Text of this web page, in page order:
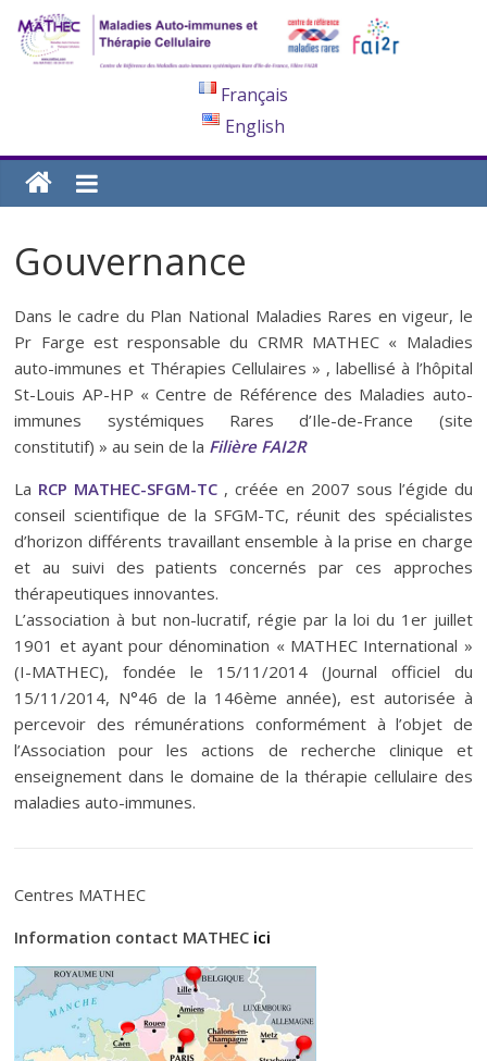
Français
English
Gouvernance
Dans le cadre du Plan National Maladies Rares en vigeur, le
Pr Farge est responsable du CRMR MATHEC « Maladies
auto-immunes et Thérapies Cellulaires » , labellisé à l’hôpital
St-Louis AP-HP « Centre de Référence des Maladies auto-
immunes systémiques Rares d’Ile-de-France (site
constitutif) » au sein de la Filière FAI2R
La RCP MATHEC-SFGM-TC , créée en 2007 sous l’égide du
conseil scientifique de la SFGM-TC, réunit des spécialistes
d’horizon différents travaillant ensemble à la prise en charge
et au suivi des patients concernés par ces approches
thérapeutiques innovantes.
L’association à but non-lucratif, régie par la loi du 1er juillet
1901 et ayant pour dénomination « MATHEC International »
(I-MATHEC), fondée le 15/11/2014 (Journal officiel du
15/11/2014, N°46 de la 146ème année), est autorisée à
percevoir des rémunérations conformément à l’objet de
l’Association pour les actions de recherche clinique et
enseignement dans le domaine de la thérapie cellulaire des
maladies auto-immunes.
Centres MATHEC
Information contact MATHEC ici